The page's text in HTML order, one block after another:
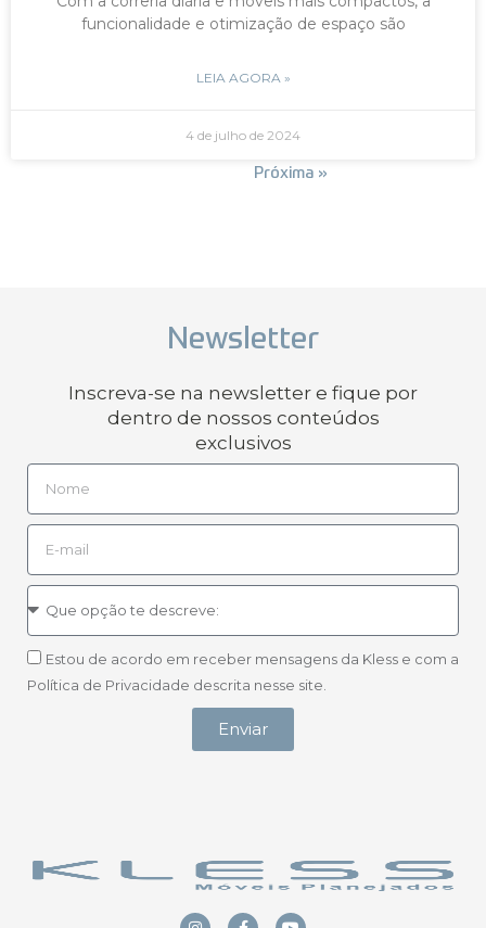
funcionalidade e otimização de espaço são
LEIA AGORA »
4 de julho de 2024
Próxima »
Newsletter
Inscreva-se na newsletter e fique por
dentro de nossos conteúdos
exclusivos
Estou de acordo em receber mensagens da Kless e com a
Política de Privacidade descrita nesse site.
Enviar